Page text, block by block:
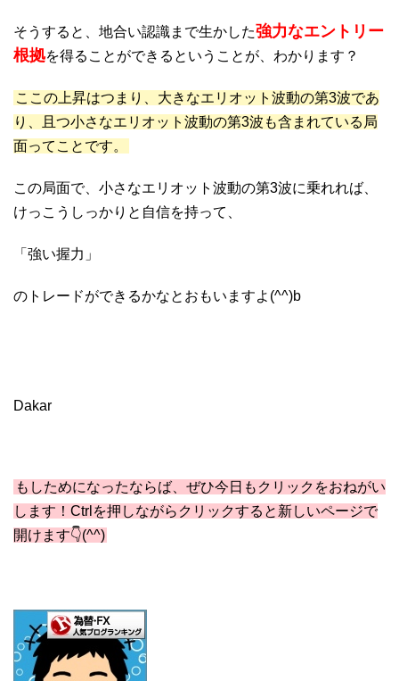
そうすると、地合い認識まで生かした強力なエントリー
根拠を得ることができるということが、わかります？
ここの上昇はつまり、大きなエリオット波動の第3波であ
り、且つ小さなエリオット波動の第3波も含まれている局
面ってことです。
この局面で、小さなエリオット波動の第3波に乗れれば、
けっこうしっかりと自信を持って、
「強い握力」
のトレードができるかなとおもいますよ(^^)b
Dakar
もしためになったならば、ぜひ今日もクリックをおねがい
します！Ctrlを押しながらクリックすると新しいページで
開けます👇(^^)